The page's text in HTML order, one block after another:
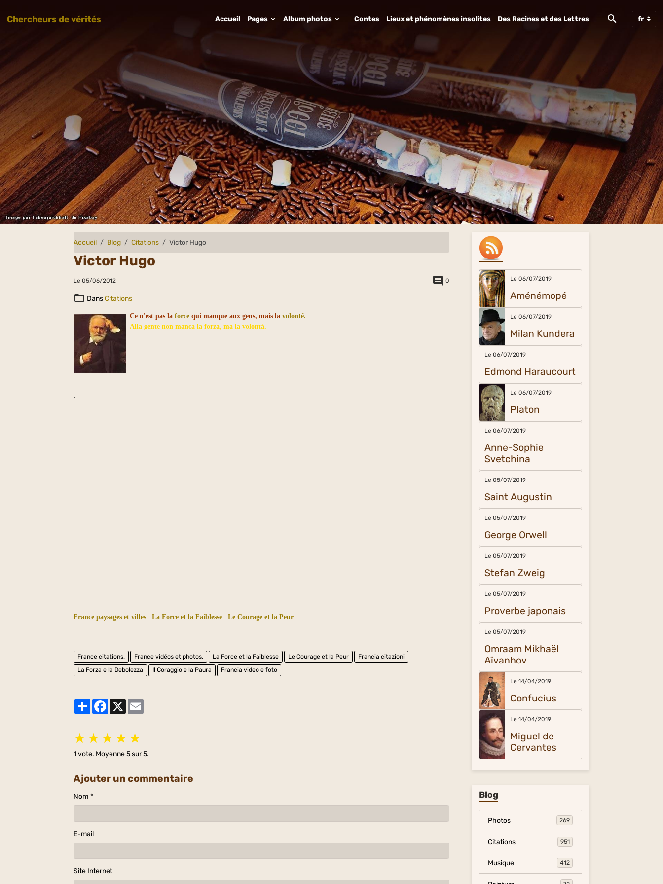
Chercheurs de vérités Accueil Pages Album photos Contes Lieux et phénomènes insolites Des Racines et des Lettres
Accueil Blog Citations Victor Hugo
Victor Hugo
Le 05/06/2012 0
DansCitations
Ce n'est pas laforce qui manque aux gens, mais lavolonté.
Alla gente non manca la forza, ma la volontà.
.
France paysages et villes La Force et la Faiblesse Le Courage et la Peur
France citations. France vidéos et photos. La Force et la Faiblesse Le Courage et la Peur
Francia citazioni
La Forza e la Debolezza
Il Coraggio e la Paura Francia video e foto
PartagerFacebook
X
★ ★ ★ ★ ★
1 vote. Moyenne5sur 5.
Ajouter un commentaire
Nom
E-mail
Site Internet
Le 06/07/2019
Aménémopé
Le 06/07/2019
Milan Kundera
Le 06/07/2019
Edmond Haraucourt
Le 06/07/2019
Platon
Le 06/07/2019
Anne-Sophie
Svetchina
Le 05/07/2019
Saint Augustin
Le 05/07/2019
George Orwell
Le 05/07/2019
Stefan Zweig
Le 05/07/2019
Proverbe japonais
Le 05/07/2019
Omraam Mikhaël
Aïvanhov
Le 14/04/2019
Confucius
Le 14/04/2019
Miguel de
Cervantes
Blog
Photos 269
Citations 951
Musique 412